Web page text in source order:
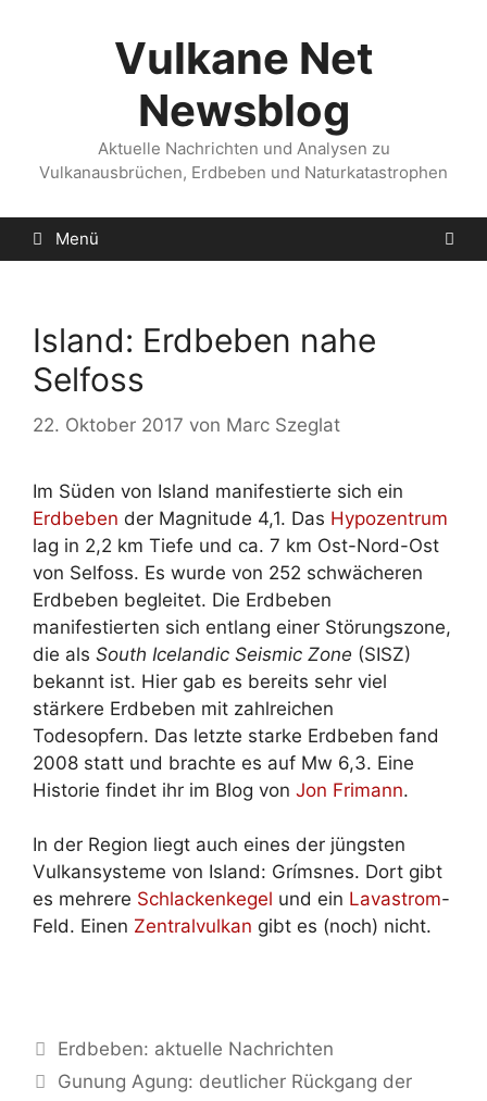
Vulkane Net
Newsblog
Aktuelle Nachrichten und Analysen zu
Vulkanausbrüchen, Erdbeben und Naturkatastrophen
Menü
Island: Erdbeben nahe
Selfoss
22. Oktober 2017 von Marc Szeglat
Im Süden von Island manifestierte sich ein
Erdbeben der Magnitude 4,1. Das Hypozentrum
lag in 2,2 km Tiefe und ca. 7 km Ost-Nord-Ost
von Selfoss. Es wurde von 252 schwächeren
Erdbeben begleitet. Die Erdbeben
manifestierten sich entlang einer Störungszone,
die als South Icelandic Seismic Zone (SISZ)
bekannt ist. Hier gab es bereits sehr viel
stärkere Erdbeben mit zahlreichen
Todesopfern. Das letzte starke Erdbeben fand
2008 statt und brachte es auf Mw 6,3. Eine
Historie findet ihr im Blog von Jon Frimann.
In der Region liegt auch eines der jüngsten
Vulkansysteme von Island: Grímsnes. Dort gibt
es mehrere Schlackenkegel und ein Lavastrom-
Feld. Einen Zentralvulkan gibt es (noch) nicht.
Kategorien
Erdbeben: aktuelle Nachrichten
Gunung Agung: deutlicher Rückgang der